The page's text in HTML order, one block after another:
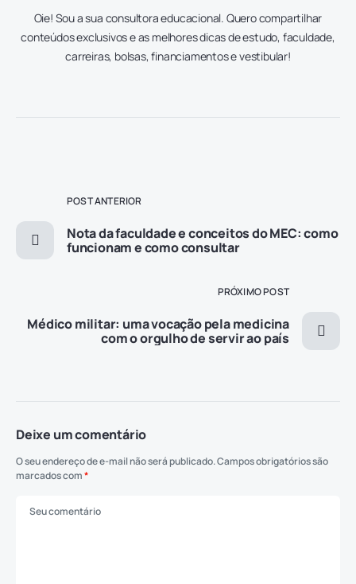
Oie! Sou a sua consultora educacional. Quero compartilhar
conteúdos exclusivos e as melhores dicas de estudo, faculdade,
carreiras, bolsas, financiamentos e vestibular!
POST ANTERIOR
Nota da faculdade e conceitos do MEC: como
funcionam e como consultar
PRÓXIMO POST
Médico militar: uma vocação pela medicina
com o orgulho de servir ao país
Deixe um comentário
O seu endereço de e-mail não será publicado.Campos obrigatórios são
marcados com*